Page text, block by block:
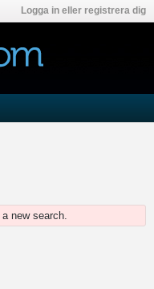
Logga in eller registrera dig
new search.